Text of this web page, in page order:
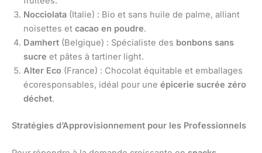
Nocciolata (Italie) : Bio et sans huile de palme, alliant
noisettes et cacao en poudre.
Damhert (Belgique) : Spécialiste des bonbons sans
sucre et pâtes à tartiner light.
Alter Eco (France) : Chocolat équitable et emballages
écoresponsables, idéal pour une épicerie sucrée zéro
déchet.
Stratégies d’Approvisionnement pour les Professionnels